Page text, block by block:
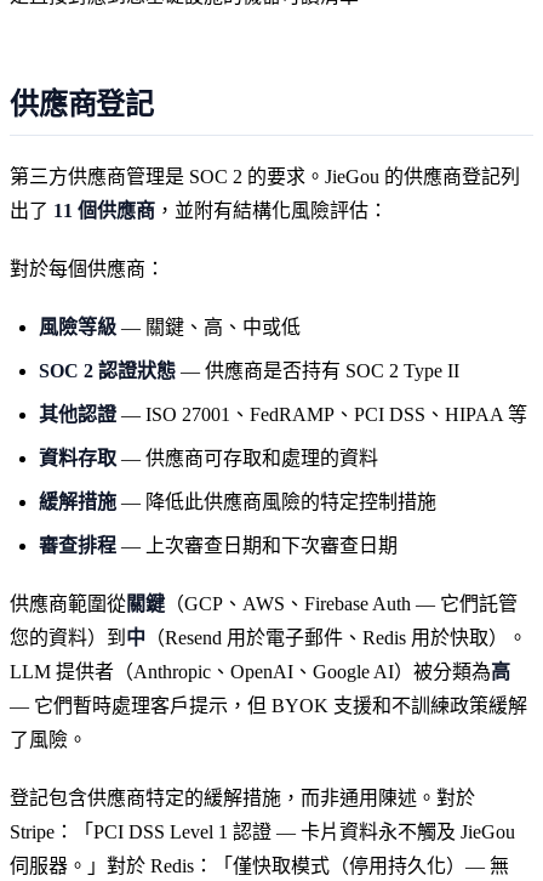
供應商登記
第三方供應商管理是 SOC 2 的要求。JieGou 的供應商登記列
出了 11 個供應商 ，並附有結構化風險評估：
對於每個供應商：
風險等級 — 關鍵、高、中或低
SOC 2 認證狀態 — 供應商是否持有 SOC 2 Type II
其他認證 — ISO 27001、FedRAMP、PCI DSS、HIPAA 等
資料存取 — 供應商可存取和處理的資料
緩解措施 — 降低此供應商風險的特定控制措施
審查排程 — 上次審查日期和下次審查日期
供應商範圍從關鍵 （GCP、AWS、Firebase Auth — 它們託管
您的資料）到 中 （Resend 用於電子郵件、Redis 用於快取）。
LLM 提供者（Anthropic、OpenAI、Google AI）被分類為高
— 它們暫時處理客戶提示，但 BYOK 支援和不訓練政策緩解
了風險。
登記包含供應商特定的緩解措施，而非通用陳述。對於
Stripe：「PCI DSS Level 1 認證 — 卡片資料永不觸及 JieGou
伺服器。」對於 Redis：「僅快取模式（停用持久化）— 無